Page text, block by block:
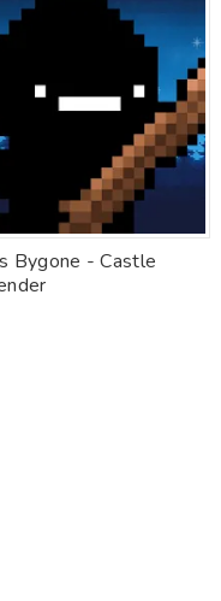
Bygone - Castle